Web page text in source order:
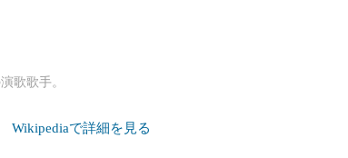
歌歌手。
Wikipediaで詳細を見る